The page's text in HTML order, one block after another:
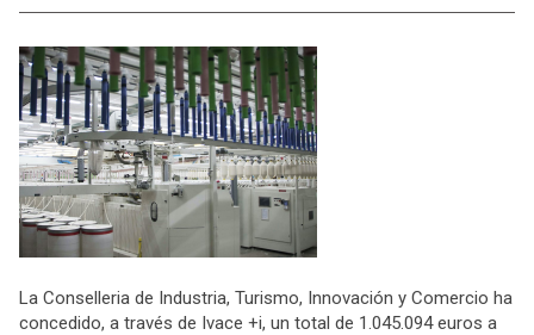
La Conselleria de Industria, Turismo, Innovación y Comercio ha
concedido, a través de Ivace +i, un total de 1.045.094 euros a